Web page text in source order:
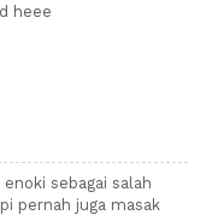
heee
sebagai salah
pernah juga masak